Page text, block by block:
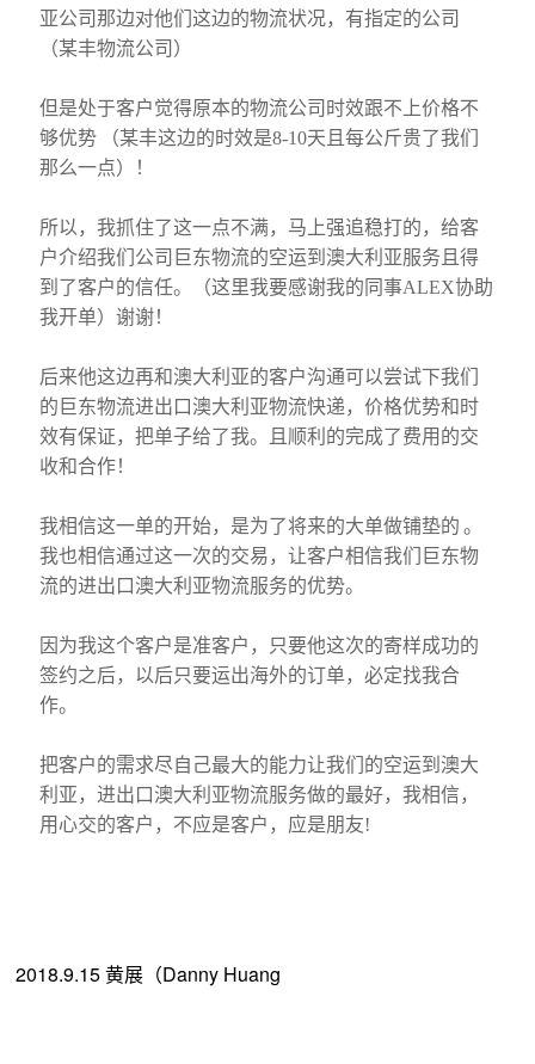
亚公司那边对他们这边的物流状况，有指定的公司
（某丰物流公司）
但是处于客户觉得原本的物流公司时效跟不上价格不
够优势 （某丰这边的时效是8-10天且每公斤贵了我们
那么一点）！
所以，我抓住了这一点不满，马上强追稳打的，给客
户介绍我们公司巨东物流的空运到澳大利亚服务且得
到了客户的信任。（这里我要感谢我的同事ALEX协助
我开单）谢谢！
后来他这边再和澳大利亚的客户沟通可以尝试下我们
的巨东物流进出口澳大利亚物流快递，价格优势和时
效有保证，把单子给了我。且顺利的完成了费用的交
收和合作！
我相信这一单的开始，是为了将来的大单做铺垫的 。
我也相信通过这一次的交易，让客户相信我们巨东物
流的进出口澳大利亚物流服务的优势。
因为我这个客户是准客户，只要他这次的寄样成功的
签约之后，以后只要运出海外的订单，必定找我合
作。
把客户的需求尽自己最大的能力让我们的空运到澳大
利亚，进出口澳大利亚物流服务做的最好，我相信，
用心交的客户，不应是客户，应是朋友!
2018.9.15 黄展（Danny Huang